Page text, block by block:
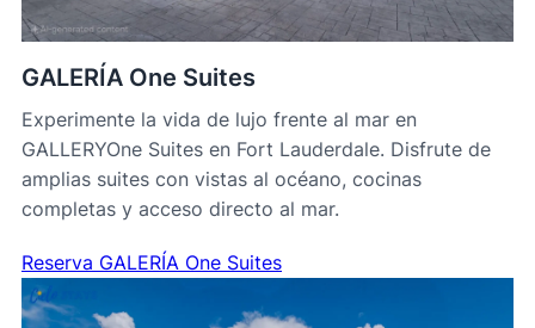
GALERÍA One Suites
Experimente la vida de lujo frente al mar en
GALLERYOne Suites en Fort Lauderdale. Disfrute de
amplias suites con vistas al océano, cocinas
completas y acceso directo al mar.
Reserva GALERÍA One Suites